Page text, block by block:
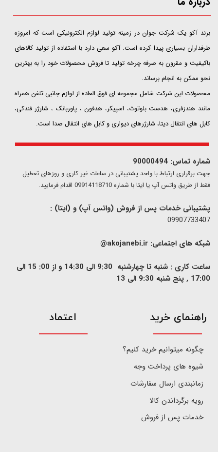
​​​​​​​برند آکو یک شرکت جوان در زمینه تولید لوازم الکترونیکی است که امروزه
طرفداران بسیاری پیدا کرده است. آکو سعی دارد با استفاده از تولید کالاهای
باکیفیت و مقرون به صرفه چرخه تولید تا فروش محصولات خود را به بهترین
نحو ممکن به انجام برساند.
محصولات این شرکت شامل مجموعه ای فوق العاده از لوازم جانبی تلفن همراه
مانند هندزفری، هدست بلوتوث، اسپیکر، هدفون ، پاوربانک ، شارژر فندکی،
کابل های انتقال دیتا، شارژرهای دیواری و کابل های انتقال صدا است.
شماره تماس: 90000494
​​جهت برقراری ارتباط با واحد پشتیبانی در ساعات غیر کاری و روزهای تعطیل
فقط از طریق واتس آپ یا ایتا با شماره 09914118710 اقدام فرمایید.
پشتیبانی خدمات پس از فروش (واتس آپ) و (ایتا) :
09907733407
شبکه های اجتماعی: akojanebi.ir@
ساعت کاری : شنبه تا چهارشنبه 9:30 الی 14:30 و از 00: 15 الی
17:00 , پنج شنبه 9:30 الی 13
​راهنمای خرید
چگونه میتوانیم خرید کنیم؟
شیوه های پرداخت وجه
زمانبندی ارسال سفارشات
رویه برگرداندن کالا
خدمات پس از فروش
اعتماد